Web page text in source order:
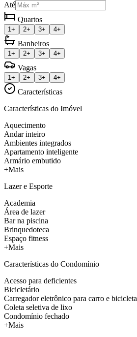
Até
Quartos
1+ 2+ 3+ 4+
Banheiros
1+ 2+ 3+ 4+
Vagas
1+ 2+ 3+ 4+
Características
Características do Imóvel
Aquecimento
Andar inteiro
Ambientes integrados
Apartamento inteligente
Armário embutido
+Mais
Lazer e Esporte
Academia
Área de lazer
Bar na piscina
Brinquedoteca
Espaço fitness
+Mais
Características do Condomínio
Acesso para deficientes
Bicicletário
Carregador eletrônico para carro e bicicleta
Coleta seletiva de lixo
Condomínio fechado
+Mais